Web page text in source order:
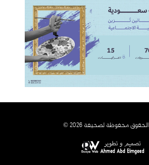
محفوظة لصحيفة 2026 ©